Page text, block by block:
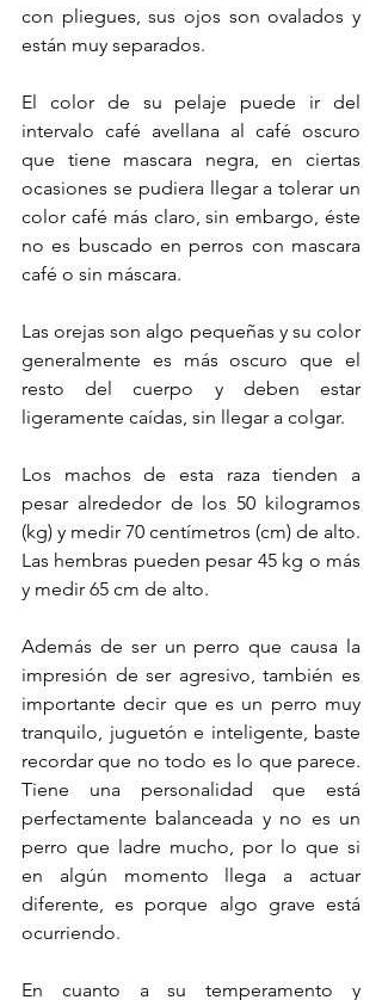
con pliegues, sus ojos son ovalados y
están muy separados.
El color de su pelaje puede ir del
intervalo café avellana al café oscuro
que tiene mascara negra, en ciertas
ocasiones se pudiera llegar a tolerar un
color café más claro, sin embargo, éste
no es buscado en perros con mascara
café o sin máscara.
Las orejas son algo pequeñas y su color
generalmente es más oscuro que el
resto del cuerpo y deben estar
ligeramente caídas, sin llegar a colgar.
Los machos de esta raza tienden a
pesar alrededor de los 50 kilogramos
(kg) y medir 70 centímetros (cm) de alto.
Las hembras pueden pesar 45 kg o más
y medir 65 cm de alto.
Además de ser un perro que causa la
impresión de ser agresivo, también es
importante decir que es un perro muy
tranquilo, juguetón e inteligente, baste
recordar que no todo es lo que parece.
Tiene una personalidad que está
perfectamente balanceada y no es un
perro que ladre mucho, por lo que si
en algún momento llega a actuar
diferente, es porque algo grave está
ocurriendo.
En cuanto a su temperamento y